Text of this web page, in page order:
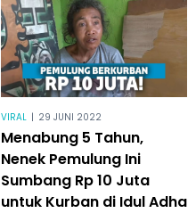
VIRAL | 29 JUNI 2022
Menabung 5 Tahun,
Nenek Pemulung Ini
Sumbang Rp 10 Juta
untuk Kurban di Idul Adha